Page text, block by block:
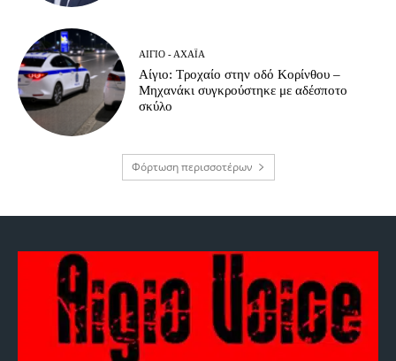
ΑΊΓΙΟ - ΑΧΑΪ́Α
Αίγιο: Τροχαίο στην οδό Κορίνθου –
Μηχανάκι συγκρούστηκε με αδέσποτο
σκύλο
Φόρτωση περισσοτέρων